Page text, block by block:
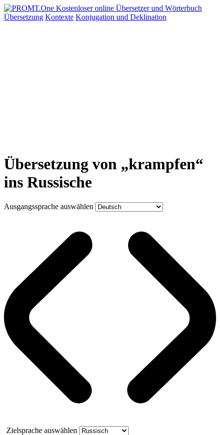
Übersetzung Kontexte Konjugation und Deklination
Übersetzung von „krampfen“
ins Russische
Ausgangssprache auswählen
Zielsprache auswählen